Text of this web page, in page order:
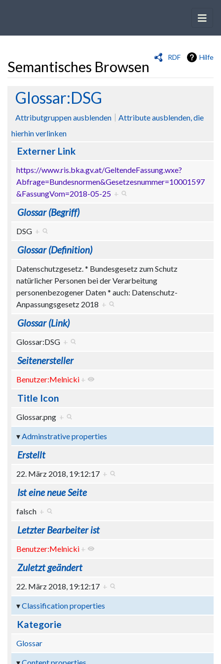
RDF Hilfe
Semantisches Browsen
Wechseln zu: Navigation, Suche
Glossar:DSG
Attributgruppen ausblenden
Attribute ausblenden, die
hierhin verlinken
Externer Link
https://www.ris.bka.gv.at/GeltendeFassung.wxe?
Abfrage=Bundesnormen&Gesetzesnummer=10001597
&FassungVom=2018-05-25 +
Glossar (Begriff)
DSG +
Glossar (Definition)
Datenschutzgesetz. * Bundesgesetz zum Schutz
natürlicher Personen bei der Verarbeitung
personenbezogener Daten * auch: Datenschutz-
Anpassungsgesetz 2018 +
Glossar (Link)
Glossar:DSG +
Seitenersteller
Benutzer:Melnicki +
Title Icon
Glossar.png +
Adminstrative properties
Erstellt
22. März 2018, 19:12:17 +
Ist eine neue Seite
falsch +
Letzter Bearbeiter ist
Benutzer:Melnicki +
Zuletzt geändert
22. März 2018, 19:12:17 +
Classification properties
Kategorie
Glossar
Content properties